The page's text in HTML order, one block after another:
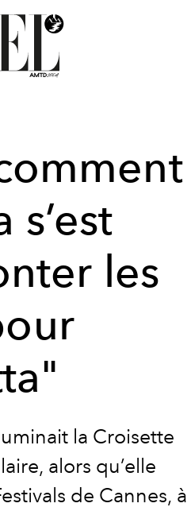
les
la Croisette
alors qu’elle
de Cannes, à